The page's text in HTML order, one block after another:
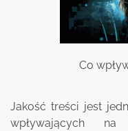
Co
Jakość treści jest
wpływających